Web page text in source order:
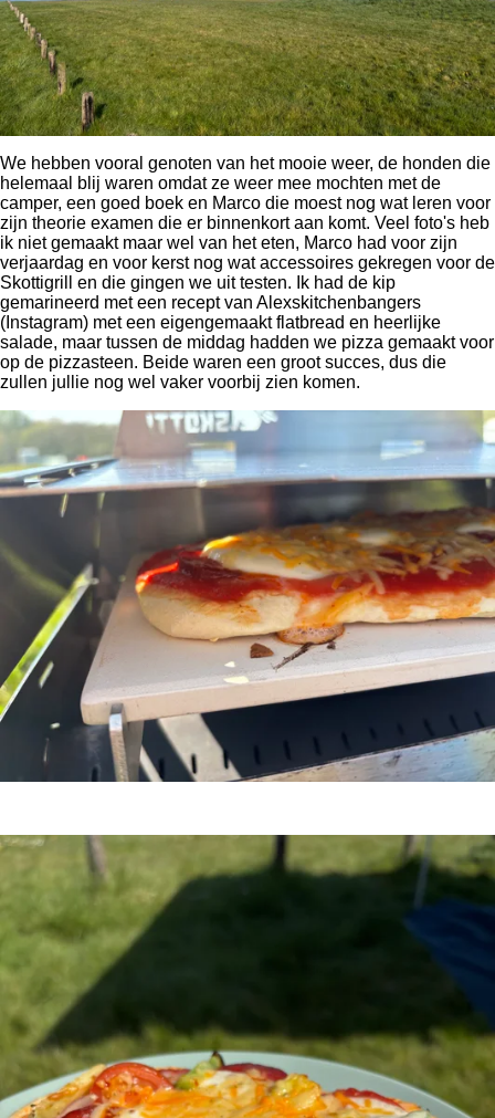
We hebben vooral genoten van het mooie weer, de honden die
helemaal blij waren omdat ze weer mee mochten met de
camper, een goed boek en Marco die moest nog wat leren voor
zijn theorie examen die er binnenkort aan komt. Veel foto's heb
ik niet gemaakt maar wel van het eten, Marco had voor zijn
verjaardag en voor kerst nog wat accessoires gekregen voor de
Skottigrill en die gingen we uit testen. Ik had de kip
gemarineerd met een recept van Alexskitchenbangers
(Instagram) met een eigengemaakt flatbread en heerlijke
salade, maar tussen de middag hadden we pizza gemaakt voor
op de pizzasteen. Beide waren een groot succes, dus die
zullen jullie nog wel vaker voorbij zien komen.